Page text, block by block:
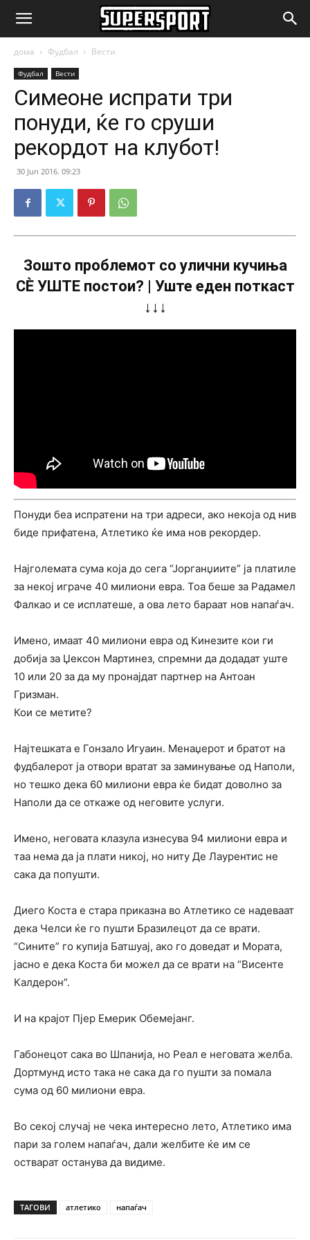
SuperSport.mk
дома Фудбал Вести
Фудбал Вести
Симеоне испрати три
понуди, ќе го сруши
рекордот на клубот!
30 Jun 2016. 09:23
Зошто проблемот со улични кучиња
СÈ УШТЕ постои? | Уште еден поткаст
↓↓↓
Понуди беа испратени на три адреси, ако некоја од нив
биде прифатена, Атлетико ќе има нов рекордер.
Најголемата сума која до сега “Јорганџиите” ја платиле
за некој играче 40 милиони евра. Тоа беше за Радамел
Фалкао и се исплатеше, а ова лето бараат нов напаѓач.
Имено, имаат 40 милиони евра од Кинезите кои ги
добија за Џексон Мартинез, спремни да додадат уште
10 или 20 за да му пронајдат партнер на Антоан
Гризман.
Кои се метите?
Најтешката е Гонзало Игуаин. Менаџерот и братот на
фудбалерот ја отвори вратат за заминување од Наполи,
но тешко дека 60 милиони евра ќе бидат доволно за
Наполи да се откаже од неговите услуги.
Имено, неговата клазула изнесува 94 милиони евра и
таа нема да ја плати никој, но ниту Де Лаурентис не
сака да попушти.
Диего Коста е стара приказна во Атлетико се надеваат
дека Челси ќе го пушти Бразилецот да се врати.
“Сините” го купија Батшуај, ако го доведат и Мората,
јасно е дека Коста би можел да се врати на “Висенте
Калдерон”.
И на крајот Пјер Емерик Обемејанг.
Габонецот сака во Шпанија, но Реал е неговата желба.
Дортмунд исто така не сака да го пушти за помала
сума од 60 милиони евра.
Во секој случај не чека интересно лето, Атлетико има
пари за голем напаѓач, дали желбите ќе им се
остварат останува да видиме.
ТАГОВИ атлетико напаѓач